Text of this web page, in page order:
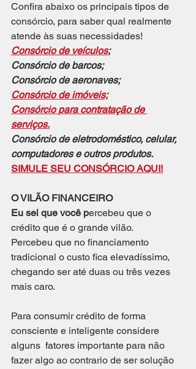
Confira abaixo os principais tipos de
consórcio, para saber qual realmente
atende às suas necessidades!
Consórcio de veículos;
Consórcio de barcos;
Consórcio de aeronaves;
Consórcio de imóveis;
Consórcio para contratação de
serviços.
Consórcio de eletrodoméstico, celular,
computadores e outros produtos.
SIMULE SEU CONSÓRCIO AQUI!
O VILÃO FINANCEIRO
Eu sei que você percebeu que o
crédito que é o grande vilão.
Percebeu que no financiamento
tradicional o custo fica elevadíssimo,
chegando ser até duas ou três vezes
mais caro.
Para consumir crédito de forma
consciente e inteligente considere
alguns  fatores importante para não
fazer algo ao contrario de ser solução